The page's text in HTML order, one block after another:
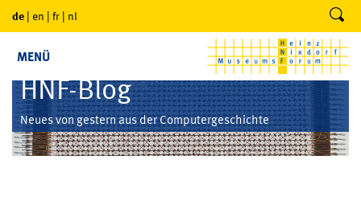
de | en | fr | nl
MENÜ
HNF-Blog
Neues von gestern aus der Computergeschichte